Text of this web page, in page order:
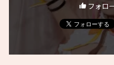
フォロ